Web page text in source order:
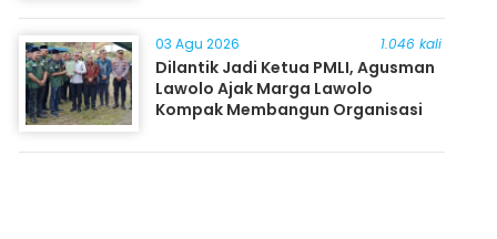
03 Agu 2026 1.046 kali
Dilantik Jadi Ketua PMLI, Agusman
Lawolo Ajak Marga Lawolo
Kompak Membangun Organisasi